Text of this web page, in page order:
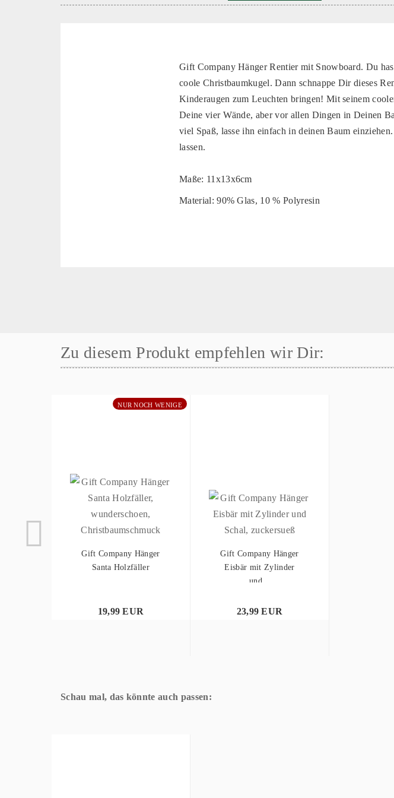
Gift Company Hänger Rentier mit Snowboard. Du
coole Christbaumkugel. Dann schnappe Dir dieses
Kinderaugen zum Leuchten bringen! Mit seinem
Deine vier Wände, aber vor allen Dingen in Deinen
viel Spaß, lasse ihn einfach in deinen Baum
lassen.
Maße: 11x13x6cm
Material: 90% Glas, 10 % Polyresin
Zu diesem Produkt empfehlen wir Dir:
NUR NOCH WENIGE
Gift Company Hänger
Santa Holzfäller
19,99 EUR
Gift Company Hänger
Eisbär mit Zylinder
und...
23,99 EUR
Schau mal, das könnte auch passen: